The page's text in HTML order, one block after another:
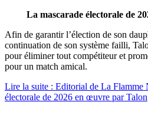
La mascarade électorale de
Afin de garantir l’élection de son
continuation de son système failli,
pour éliminer tout compétiteur et
pour un match amical.
Lire la suite : Editorial de La Flamme
électorale de 2026 en œuvre par Talon